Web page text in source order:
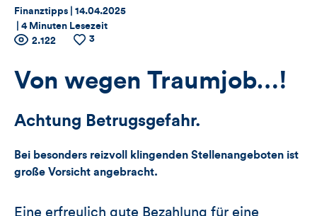
Thema:
Finanztipps | Datum:
14.04.2025
4 Minuten Lesezeit
Zähler
für
Views,
und
Anzahl
Views
2.122
Anzahl
3
Von wegen Traumjob…!
Achtung Betrugsgefahr.
Bei besonders reizvoll klingenden Stellenangeboten ist
große Vorsicht angebracht.
Eine erfreulich gute Bezahlung für eine